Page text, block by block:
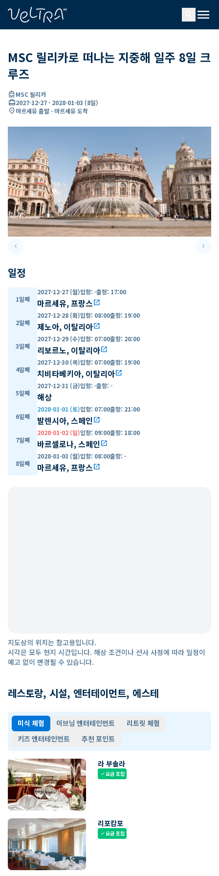
menu
MSC 릴리카로 떠나는 지중해 일주 8일 크
루즈
directions_boatMSC 릴리카
card_travel2027-12-27- 2028-01-03 (8일)
location_on마르세유 출발 - 마르세유 도착
keyboard_arrow_leftPrevious slide keyboard_arrow_right
일정
1일째
2027-12-27 (월)입항: -출항: 17:00
마르세유, 프랑스open_in_new
2일째
2027-12-28 (화)입항: 08:00출항: 19:00
제노아, 이탈리아open_in_new
3일째
2027-12-29 (수)입항: 07:00출항: 20:00
리보르노, 이탈리아open_in_new
4일째
2027-12-30 (목)입항: 07:00출항: 19:00
치비타베키아, 이탈리아open_in_new
5일째
2027-12-31 (금)입항: -출항: -
해상
6일째
2028-01-01 (토)입항: 07:00출항: 21:00
발렌시아, 스페인open_in_new
7일째
2028-01-02 (일)입항: 09:00출항: 18:00
바르셀로나, 스페인open_in_new
8일째
2028-01-03 (월)입항: 08:00출항: -
마르세유, 프랑스open_in_new
지도상의 위치는 참고용입니다.
시각은 모두 현지 시간입니다. 해상 조건이나 선사 사정에 따라 일정이
예고 없이 변경될 수 있습니다.
레스토랑, 시설, 엔터테이먼트, 에스테
미식 체험 이브닝 엔터테인먼트
리트릿 체험
키즈 엔터테인먼트
추천 포인트
라 부솔라
check요금 포함
리포캄포
check요금 포함